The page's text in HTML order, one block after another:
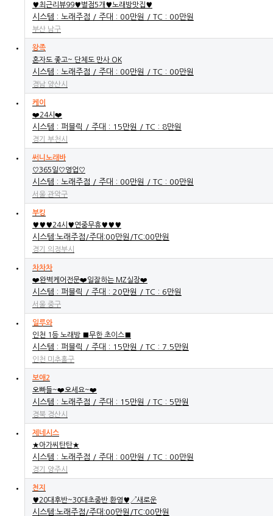
♥최근리뷰99♥별점5개♥노래방맛집♥
시스템 : 노래주점 / 주대 : 00만원 / TC : 00만원
부산 남구
왕족
혼자도 좋고~ 단체도 만사 OK
시스템 : 노래주점 / 주대 : 00만원 / TC : 00만원
경남 양산시
케이
❤️24시❤️
시스템 : 퍼블릭 / 주대 : 15만원 / TC : 8만원
경기 부천시
써니노래바
♡365일♡영업♡
시스템 : 노래주점 / 주대 : 00만원 / TC : 00만원
서울 관악구
부킹
♥♥♥24시♥연중무휴♥♥♥
시스템:노래주점/주대:00만원/TC:00만원
경기 의정부시
차차차
❤️완벽케어전문❤️일잘하는 MZ실장❤️
시스템 : 퍼블릭 / 주대 : 20만원 / TC : 6만원
서울 중구
일루와
인천 1등 노래방 ■무한 초이스■
시스템 : 퍼블릭 / 주대 : 15만원 / TC : 7.5만원
인천 미추홀구
보애2
오빠들~❤️오세요~❤️
시스템 : 노래주점 / 주대 : 15만원 / TC : 5만원
경북 경산시
제네시스
★아가씨탄탄★
시스템 : 노래주점 / 주대 : 00만원 / TC : 00만원
경기 양주시
천지
♥20대후반~30대초중반 환영♥↗새로운
시스템:노래주점/주대:00만원/TC:00만원